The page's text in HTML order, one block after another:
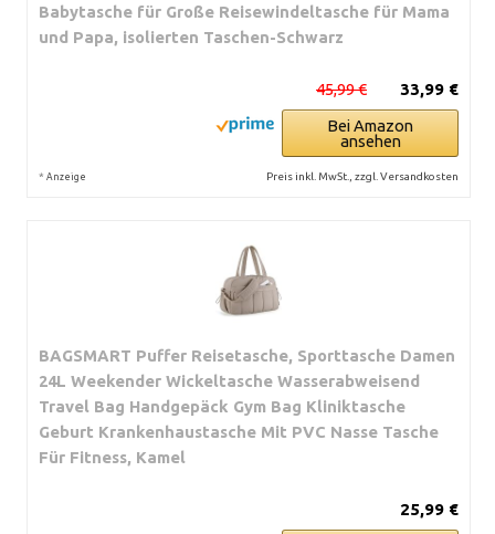
Babytasche für Große Reisewindeltasche für Mama
und Papa, isolierten Taschen-Schwarz
33,99 €
45,99 €
Bei Amazon
ansehen
* Anzeige Preis inkl. MwSt., zzgl. Versandkosten
BAGSMART Puffer Reisetasche, Sporttasche Damen
24L Weekender Wickeltasche Wasserabweisend
Travel Bag Handgepäck Gym Bag Kliniktasche
Geburt Krankenhaustasche Mit PVC Nasse Tasche
Für Fitness, Kamel
25,99 €